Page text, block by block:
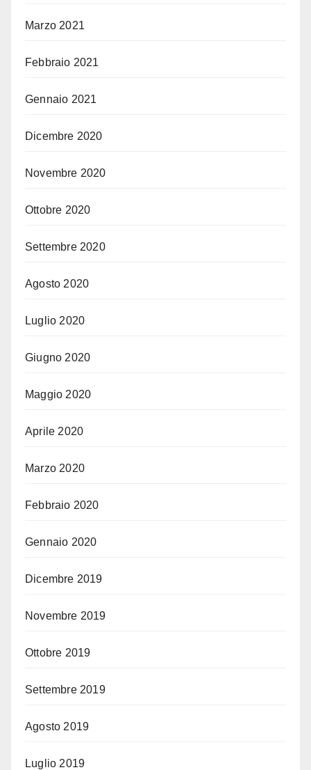
Marzo 2021
Febbraio 2021
Gennaio 2021
Dicembre 2020
Novembre 2020
Ottobre 2020
Settembre 2020
Agosto 2020
Luglio 2020
Giugno 2020
Maggio 2020
Aprile 2020
Marzo 2020
Febbraio 2020
Gennaio 2020
Dicembre 2019
Novembre 2019
Ottobre 2019
Settembre 2019
Agosto 2019
Luglio 2019